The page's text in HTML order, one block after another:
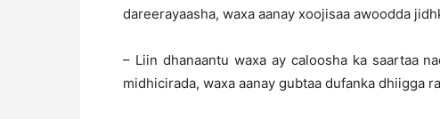
dareerayaasha, waxa aanay xoojisaa awoodda
– Liin dhanaantu waxa ay caloosha ka saartaa
midhicirada, waxa aanay gubtaa dufanka dhiigga